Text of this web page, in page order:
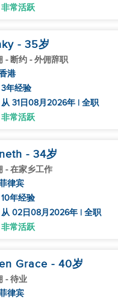
非常活跃
- 35岁
- 断约 - 外佣辞职
港
3年经验
从 31日08月2026年 | 全职
非常活跃
- 34岁
- 在家乡工作
律宾
10年经验
从 02日08月2026年 | 全职
非常活跃
Grace - 40岁
- 待业
律宾